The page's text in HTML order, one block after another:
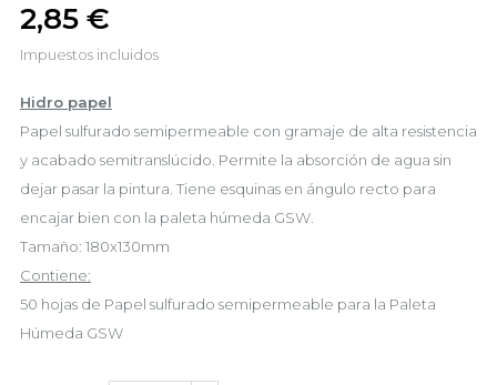
2,85 €
Impuestos incluidos
Hidro papel
Papel sulfurado semipermeable con gramaje de alta resistencia
y acabado semitranslúcido. Permite la absorción de agua sin
dejar pasar la pintura. Tiene esquinas en ángulo recto para
encajar bien con la paleta húmeda GSW.
Tamaño: 180x130mm
Contiene:
50 hojas de Papel sulfurado semipermeable para la Paleta
Húmeda GSW